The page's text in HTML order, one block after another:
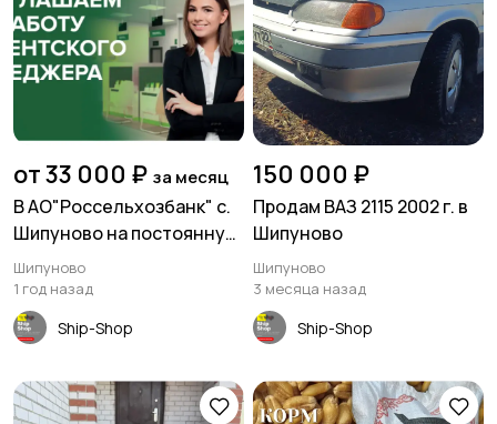
от 33 000 ₽ за месяц
В АО"Россельхозбанк" с.
Шипуново на постоянную
работу требуется
Шипуново
1 год назад
Ship-Shop
150 000 ₽
Продам ВАЗ 2115 2002 г. в
Шипуново
Шипуново
3 месяца назад
Ship-Shop